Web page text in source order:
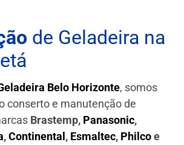
de Geladeira na
Belo Horizonte, somos
conserto e manutenção de
Brastemp, Panasonic,
,Continental, Esmaltec, Philcoe